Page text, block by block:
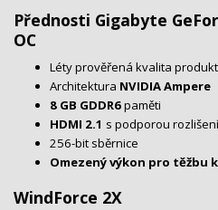
Přednosti Gigabyte
OC
Léty prověřená kvalita
Architektura NVIDIA Ampere
8 GB GDDR6paměti
HDMI 2.1 s podporou
256-bit sběrnice
Omezený výkon pro těžbu
WindForce 2X